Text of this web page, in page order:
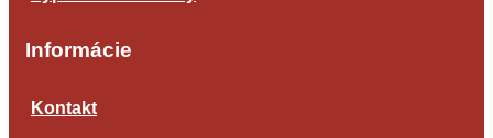
Informácie
Kontakt